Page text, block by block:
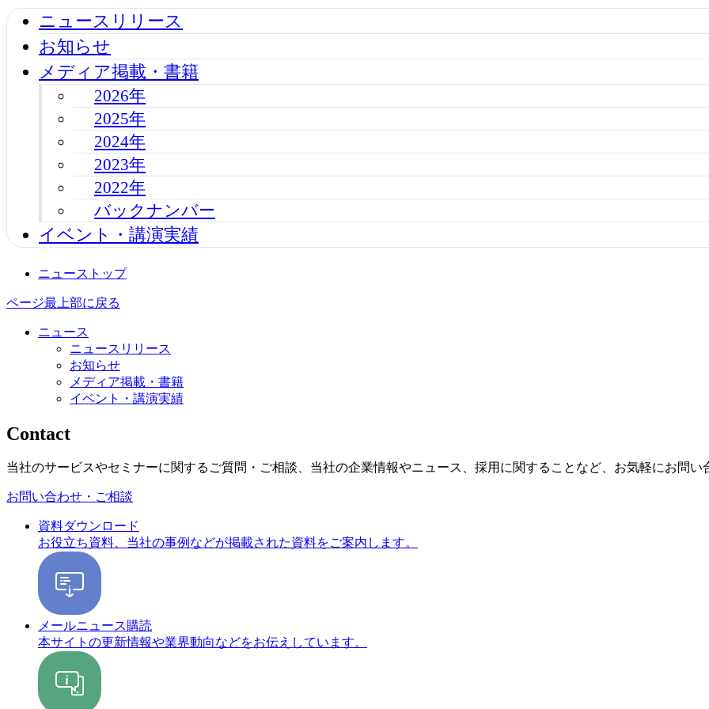
ニュースリリース
お知らせ
メディア掲載・書籍
2026年
2025年
2024年
2023年
2022年
バックナンバー
イベント・講演実績
ニューストップ
ページ最上部に戻る
ニュース
ニュースリリース
お知らせ
メディア掲載・書籍
イベント・講演実績
Contact
当社のサービスやセミナーに関するご質問・ご相談、当社の企業情報やニュース、採用に関することなど、お気軽にお問い
お問い合わせ・ご相談
資料ダウンロード
お役立ち資料、当社の事例などが掲載された資料をご案内します。
メールニュース購読
本サイトの更新情報や業界動向などをお伝えしています。